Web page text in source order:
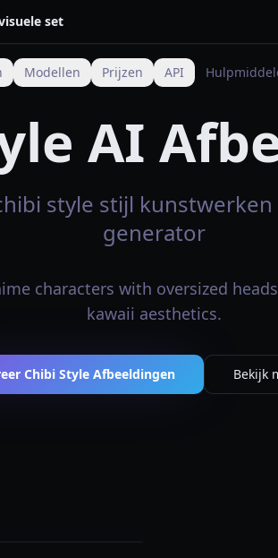
set
Modellen Prijzen API
AI
style stijl
generator
characters with oversized
kawaii aesthetics.
Chibi Style Afbeeldingen Bekijk